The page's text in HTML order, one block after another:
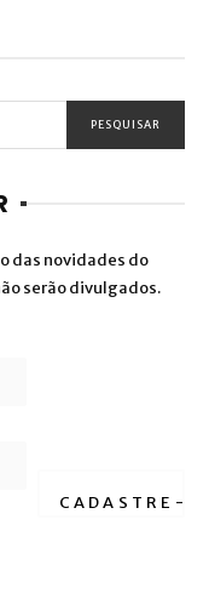
das novidades do
serão divulgados.